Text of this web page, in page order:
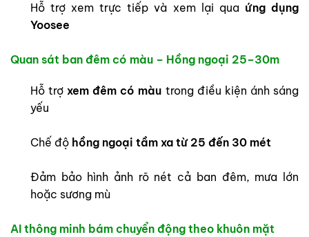
Hỗ trợ xem trực tiếp và xem lại qua ứng dụng
Yoosee
Quan sát ban đêm có màu – Hồng ngoại 25–30m
Hỗ trợxem đêm có màu trong điều kiện ánh sáng
yếu
Chế độ hồng ngoại tầm xa từ 25 đến 30 mét
Đảm bảo hình ảnh rõ nét cả ban đêm, mưa lớn
hoặc sương mù
AI thông minh bám chuyển động theo khuôn mặt